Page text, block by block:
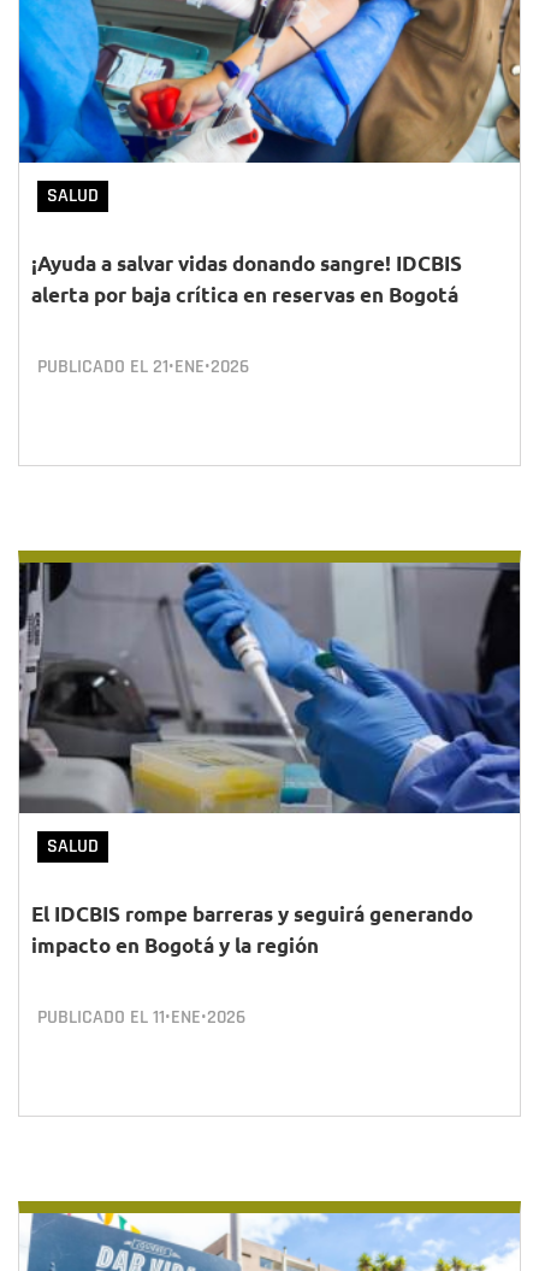
SALUD
¡Ayuda a salvar vidas donando sangre! IDCBIS
alerta por baja crítica en reservas en Bogotá
PUBLICADO EL 21•ENE•2026
SALUD
El IDCBIS rompe barreras y seguirá generando
impacto en Bogotá y la región
PUBLICADO EL11•ENE•2026